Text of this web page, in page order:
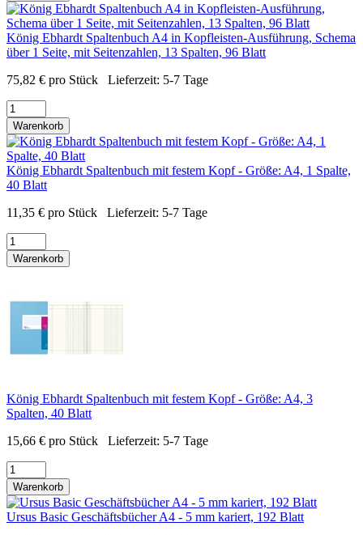
König Ebhardt Spaltenbuch A4 in Kopfleisten-Ausführung, Schema
über 1 Seite, mit Seitenzahlen, 13 Spalten, 96 Blatt
75,82 € pro Stück Lieferzeit: 5-7 Tage
Warenkorb
König Ebhardt Spaltenbuch mit festem Kopf - Größe: A4, 1 Spalte,
40 Blatt
11,35 € pro Stück Lieferzeit: 5-7 Tage
Warenkorb
König Ebhardt Spaltenbuch mit festem Kopf - Größe: A4, 3
Spalten, 40 Blatt
15,66 € pro Stück Lieferzeit: 5-7 Tage
Warenkorb
Ursus Basic Geschäftsbücher A4 - 5 mm kariert, 192 Blatt